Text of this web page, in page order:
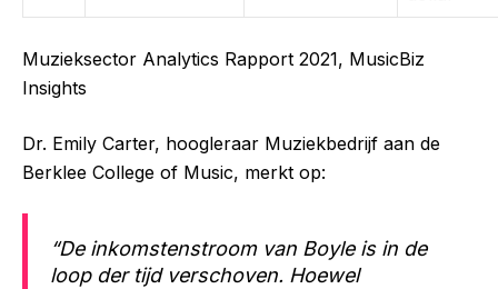
Muzieksector Analytics Rapport 2021, MusicBiz
Insights
Dr. Emily Carter, hoogleraar Muziekbedrijf aan de
Berklee College of Music, merkt op:
“De inkomstenstroom van Boyle is in de
loop der tijd verschoven. Hoewel